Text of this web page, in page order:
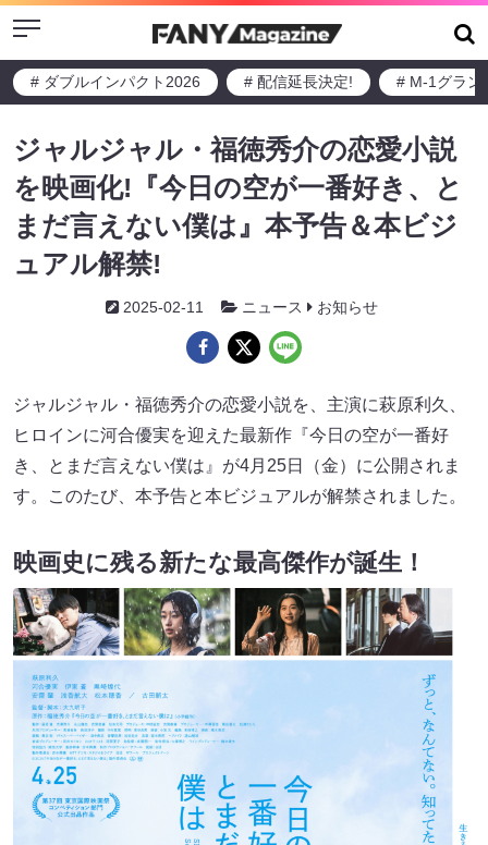
Menu
# ダブルインパクト2026 # 配信延長決定! # M-1グラン
ジャルジャル・福徳秀介の恋愛小説
を映画化!『今日の空が一番好き、と
まだ言えない僕は』本予告＆本ビジ
ュアル解禁!
2025-02-11 ニュース お知らせ
ジャルジャル・福徳秀介の恋愛小説を、主演に萩原利久、
ヒロインに河合優実を迎えた最新作『今日の空が一番好
き、とまだ言えない僕は』が4月25日（金）に公開されま
す。このたび、本予告と本ビジュアルが解禁されました。
映画史に残る新たな最高傑作が誕生！